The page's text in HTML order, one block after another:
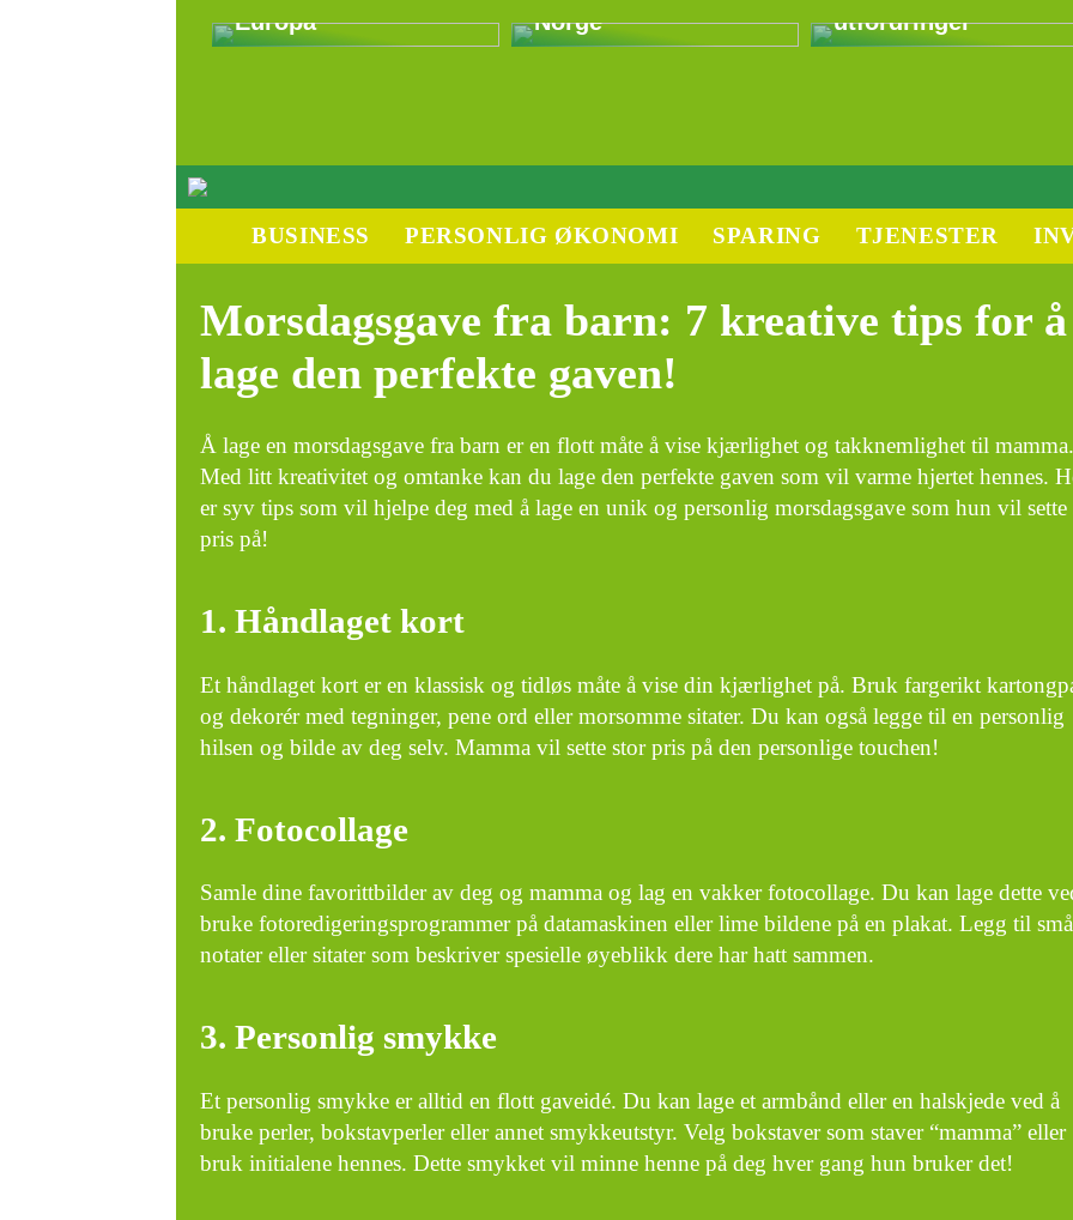
Europa
Norge
utfordringer
BUSINESS PERSONLIG ØKONOMI SPARING TJENESTER
Morsdagsgave fra barn: 7 kreative tips for å
lage den perfekte gaven!
Å lage en morsdagsgave fra barn er en flott måte å vise kjærlighet og takknemlighet til mamma.
Med litt kreativitet og omtanke kan du lage den perfekte gaven som vil varme hjertet hennes.
er syv tips som vil hjelpe deg med å lage en unik og personlig morsdagsgave som hun vil sette
pris på!
1. Håndlaget kort
Et håndlaget kort er en klassisk og tidløs måte å vise din kjærlighet på. Bruk fargerikt
og dekorér med tegninger, pene ord eller morsomme sitater. Du kan også legge til en personlig
hilsen og bilde av deg selv. Mamma vil sette stor pris på den personlige touchen!
2. Fotocollage
Samle dine favorittbilder av deg og mamma og lag en vakker fotocollage. Du kan lage dette
bruke fotoredigeringsprogrammer på datamaskinen eller lime bildene på en plakat. Legg til små
notater eller sitater som beskriver spesielle øyeblikk dere har hatt sammen.
3. Personlig smykke
Et personlig smykke er alltid en flott gaveidé. Du kan lage et armbånd eller en halskjede ved å
bruke perler, bokstavperler eller annet smykkeutstyr. Velg bokstaver som staver “mamma” eller
bruk initialene hennes. Dette smykket vil minne henne på deg hver gang hun bruker det!